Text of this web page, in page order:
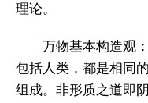
理论。
万物基本构造观
包括人类，都是相同
组成。非形质之道即